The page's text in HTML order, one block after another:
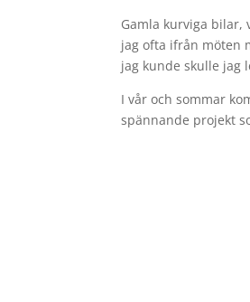
Gamla kurviga
jag ofta ifrån möten
jag kunde skulle jag
I vår och sommar
spännande projekt